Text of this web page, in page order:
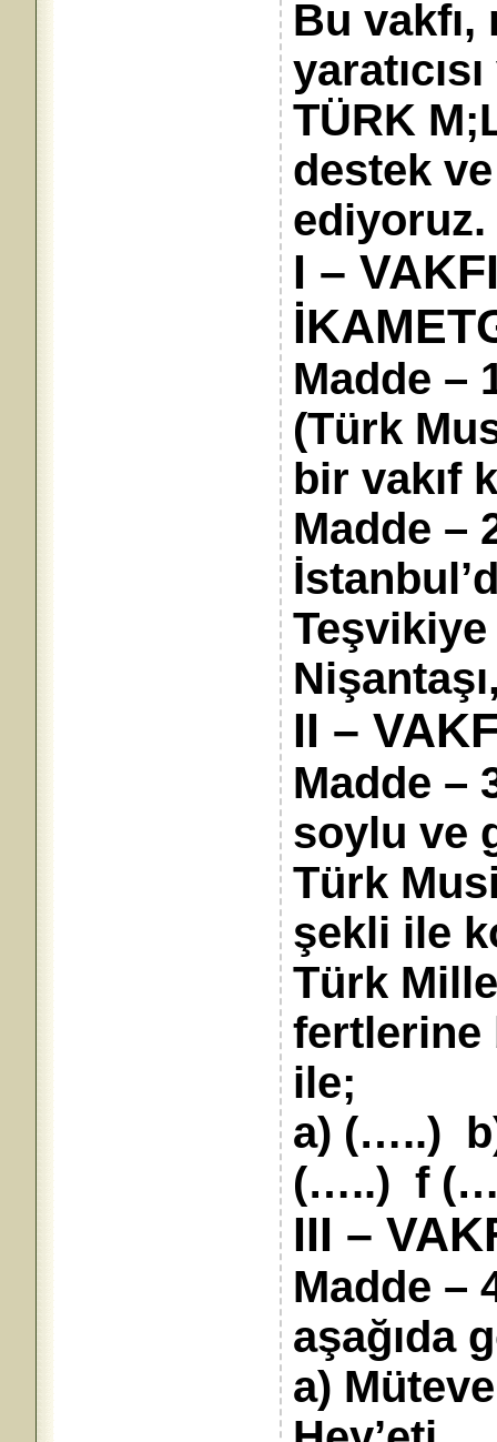
Bu
TÜRK
destek
ediyoruz.
I –
Madde –
(Türk
bir vakıf
Madde –
II –
Madde –
soylu ve
Türk
şekli ile
Türk
fertlerine
ile;
a) (…..)
(…..) f
III –
Madde –
aşağıda
a)